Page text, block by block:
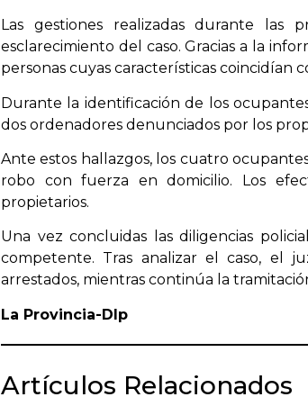
Las gestiones realizadas durante las
esclarecimiento del caso. Gracias a la
personas cuyas características coincidían
Durante la identificación de los
dos ordenadores denunciados por los
Ante estos hallazgos, los cuatro
robo con fuerza en domicilio. Los
propietarios.
Una vez concluidas las diligencias
competente. Tras analizar el caso, el
arrestados, mientras continúa la
La Provincia-Dlp
Artículos Relacionados